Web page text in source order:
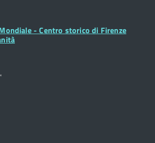
- Centro storico di Firenze